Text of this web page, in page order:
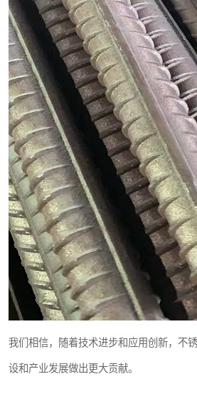
我们相信，随着技术进步和应用创新，不
设和产业发展做出更大贡献。